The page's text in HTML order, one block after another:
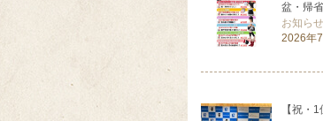
盆・帰
お知らせ
2026年
【祝・